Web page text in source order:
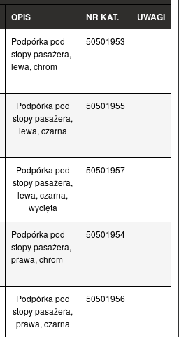
OPIS NR KAT. UWAGI
Podpórka pod
stopy pasażera,
lewa, chrom
50501953
Podpórka pod
stopy pasażera,
lewa, czarna
50501955
Podpórka pod
stopy pasażera,
lewa, czarna,
wycięta
50501957
Podpórka pod
stopy pasażera,
prawa, chrom
50501954
Podpórka pod
stopy pasażera,
prawa, czarna
50501956